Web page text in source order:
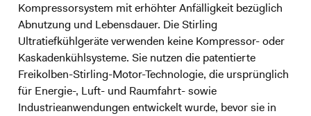
Kompressorsystem mit erhöhter Anfälligkeit bezüglich
Abnutzung und Lebensdauer. Die Stirling
Ultratiefkühlgeräte verwenden keine Kompressor- oder
Kaskadenkühlsysteme. Sie nutzen die patentierte
Freikolben-Stirling-Motor-Technologie, die ursprünglich
für Energie-, Luft- und Raumfahrt- sowie
Industrieanwendungen entwickelt wurde, bevor sie in